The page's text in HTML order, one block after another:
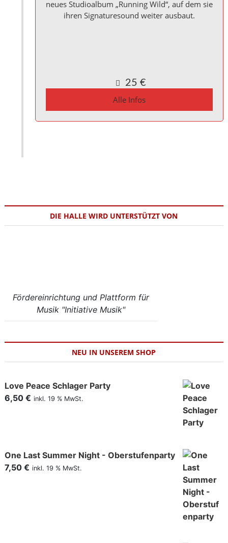
neues Studioalbum „Running Wild“, auf dem sie
ihren Signaturesound weiter ausbaut.
25 €
Alle Infos
DIE HALLE WIRD UNTERSTÜTZT VON
Fördereinrichtung und Plattform für
Musik "Initiative Musik"
NEU IN UNSEREM SHOP
Love Peace Schlager Party
6,50 € inkl. 19 % MwSt.
One Last Summer Night - Oberstufenparty
7,50 € inkl. 19 % MwSt.